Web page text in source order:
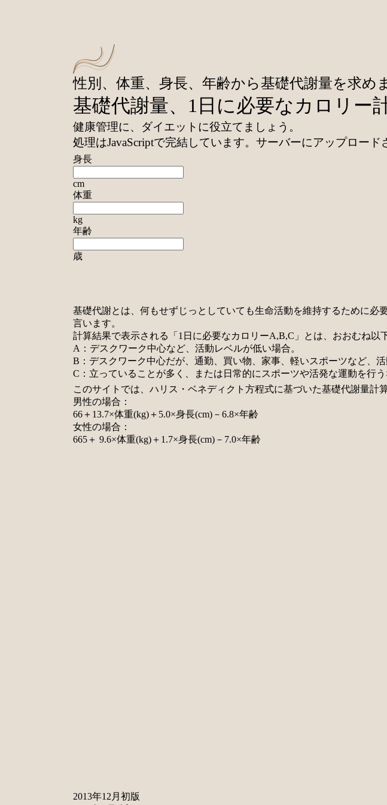
性別、体重、身長、年齢から基礎代謝量を求め
基礎代謝量、1日に必要なカロリー
健康管理に、ダイエットに役立てましょう。
処理はJavaScriptで完結しています。サーバーにアップロー
身長
cm
体重
kg
年齢
歳
基礎代謝とは、何もせずじっとしていても生命活動を維持するために
言います。
計算結果で表示される「1日に必要なカロリーA,B,C」とは、おおむね以
A：デスクワーク中心など、活動レベルが低い場合。
B：デスクワーク中心だが、通勤、買い物、家事、軽いスポーツなど、活
C：立っていることが多く、または日常的にスポーツや活発な運動を行
このサイトでは、ハリス・ベネディクト方程式に基づいた基礎代謝量計
男性の場合：
66＋13.7×体重(kg)＋5.0×身長(cm)－6.8×年齢
女性の場合：
665＋ 9.6×体重(kg)＋1.7×身長(cm)－7.0×年齢
2013年12月初版